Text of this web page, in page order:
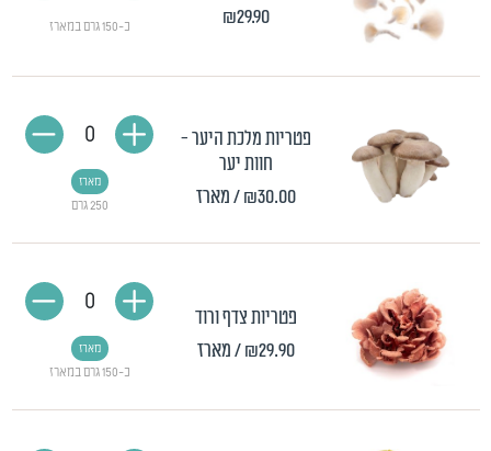
₪29.90
כ-150 גרם במארז
פטריות מלכת היער -
חוות יער
₪30.00 / מארז 250 גרם
מארז
0
פטריות צדף ורוד
₪29.90 / מארז
כ-150 גרם במארז
מארז
0